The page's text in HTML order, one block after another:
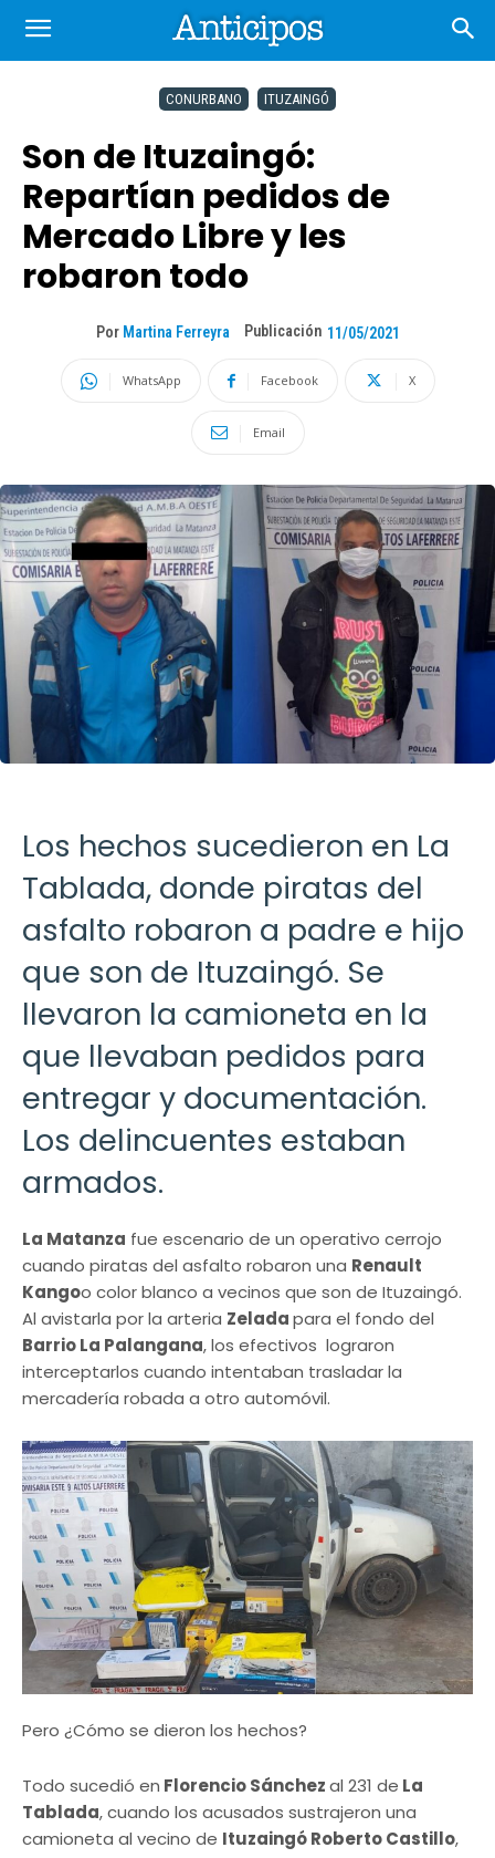
CONURBANO ITUZAINGÓ
Son de Ituzaingó:
Repartían pedidos de
Mercado Libre y les
robaron todo
Por Martina Ferreyra Publicación 11/05/2021
WhatsApp Facebook X
Email
Los hechos sucedieron en La
Tablada, donde piratas del
asfalto robaron a padre e hijo
que son de Ituzaingó. Se
llevaron la camioneta en la
que llevaban pedidos para
entregar y documentación.
Los delincuentes estaban
armados.
La Matanza fue escenario de un operativo cerrojo
cuando piratas del asfalto robaron una Renault
Kangoo color blanco a vecinos que son de Ituzaingó.
Al avistarla por la arteria Zeladapara el fondo del
Barrio La Palangana, los efectivos lograron
interceptarlos cuando intentaban trasladar la
mercadería robada a otro automóvil.
Pero ¿Cómo se dieron los hechos?
Todo sucedió en Florencio Sánchezal 231 de La
Tablada, cuando los acusados sustrajeron una
camioneta al vecino de Ituzaingó Roberto Castillo,